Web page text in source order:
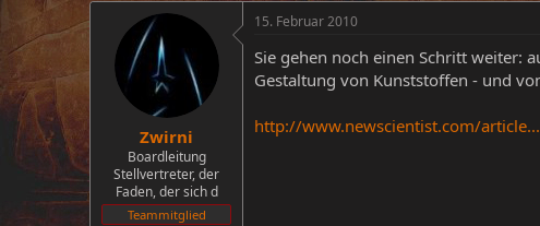
Zwirni
Boardleitung
Stellvertreter, der
Faden, der sich d
Teammitglied
15. Februar 2010
Sie gehen noch einen Schritt weiter:
Gestaltung von Kunststoffen - und
http://www.newscientist.com/